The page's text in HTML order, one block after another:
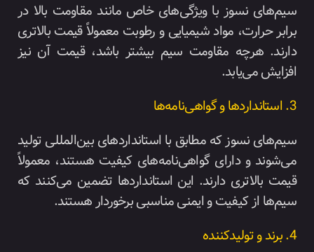
سیم‌های نسوز با ویژگی‌های خاص مانند مقاومت بالا در
برابر حرارت، مواد شیمیایی و رطوبت معمولاً قیمت بالاتری
دارند. هرچه مقاومت سیم بیشتر باشد، قیمت آن نیز
افزایش می‌یابد.
3. استانداردها و گواهی‌نامه‌ها
سیم‌های نسوز که مطابق با استانداردهای بین‌المللی تولید
می‌شوند و دارای گواهی‌نامه‌های کیفیت هستند، معمولاً
قیمت بالاتری دارند. این استانداردها تضمین می‌کنند که
سیم‌ها از کیفیت و ایمنی مناسبی برخوردار هستند.
4. برند و تولیدکننده